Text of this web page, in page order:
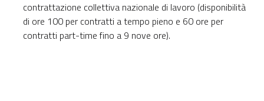
contrattazione collettiva nazionale di lavoro (disponibilità
di ore 100 per contratti a tempo pieno e 60 ore per
contratti part-time fino a 9 nove ore).